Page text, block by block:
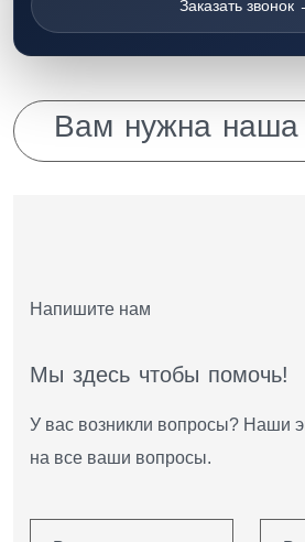
Заказать звонок
Вам нужна наша
Напишите нам
Мы здесь чтобы помочь!
У вас возникли вопросы? Наши
на все ваши вопросы.